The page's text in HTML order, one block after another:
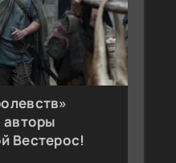
авторы
Вестерос!